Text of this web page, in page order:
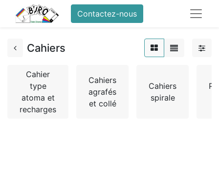
Contactez-nous
Cahiers
Cahier
type
atoma et
recharges
Cahiers
agrafés
et collé
Cahiers
spirale